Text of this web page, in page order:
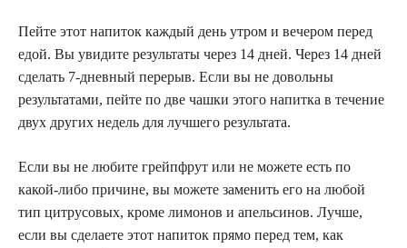
Пейте этот напиток каждый день утром и вечером перед
едой. Вы увидите результаты через 14 дней. Через 14 дней
сделать 7-дневный перерыв. Если вы не довольны
результатами, пейте по две чашки этого напитка в течение
двух других недель для лучшего результата.
Если вы не любите грейпфрут или не можете есть по
какой-либо причине, вы можете заменить его на любой
тип цитрусовых, кроме лимонов и апельсинов. Лучше,
если вы сделаете этот напиток прямо перед тем, как